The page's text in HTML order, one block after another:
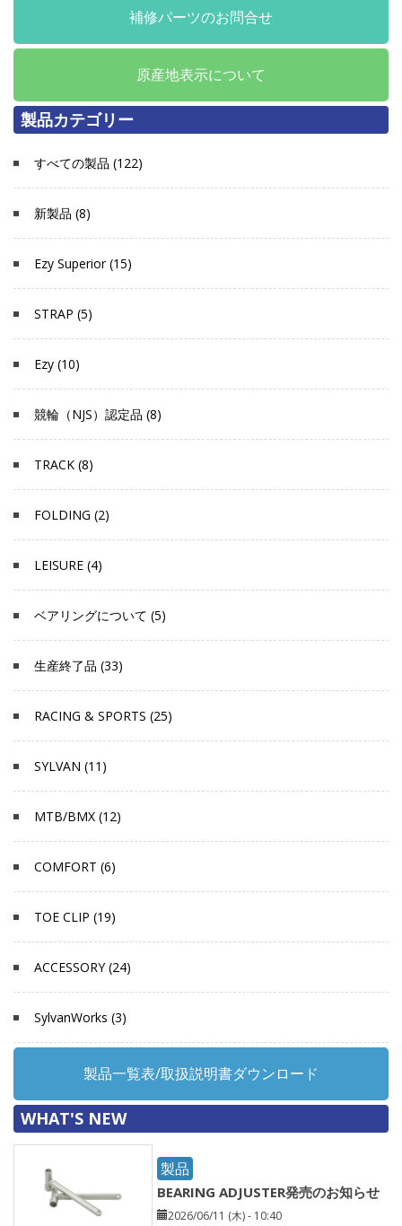
補修パーツのお問合せ
原産地表示について
製品カテゴリー
すべての製品 (122)
新製品 (8)
Ezy Superior (15)
STRAP (5)
Ezy (10)
競輪（NJS）認定品 (8)
TRACK (8)
FOLDING (2)
LEISURE (4)
ベアリングについて (5)
生産終了品 (33)
RACING & SPORTS (25)
SYLVAN (11)
MTB/BMX (12)
COMFORT (6)
TOE CLIP (19)
ACCESSORY (24)
SylvanWorks (3)
製品一覧表/取扱説明書ダウンロード
WHAT'S NEW
製品
BEARING ADJUSTER発売のお知らせ
2026/06/11 (木) - 10:40